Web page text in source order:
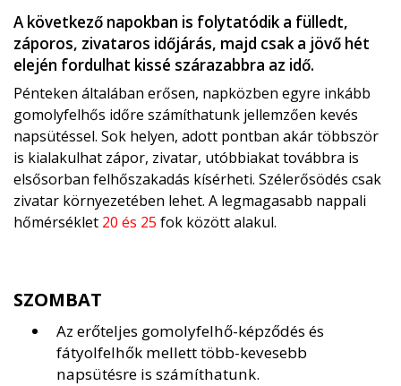
A következő napokban is folytatódik a fülledt,
záporos, zivataros időjárás, majd csak a jövő hét
elején fordulhat kissé szárazabbra az idő.
Pénteken általában erősen, napközben egyre inkább
gomolyfelhős időre számíthatunk jellemzően kevés
napsütéssel. Sok helyen, adott pontban akár többször
is kialakulhat zápor, zivatar, utóbbiakat továbbra is
elsősorban felhőszakadás kísérheti. Szélerősödés csak
zivatar környezetében lehet. A legmagasabb nappali
hőmérséklet 20 és 25 fok között alakul.
SZOMBAT
Az erőteljes gomolyfelhő-képződés és
fátyolfelhők mellett több-kevesebb
napsütésre is számíthatunk.